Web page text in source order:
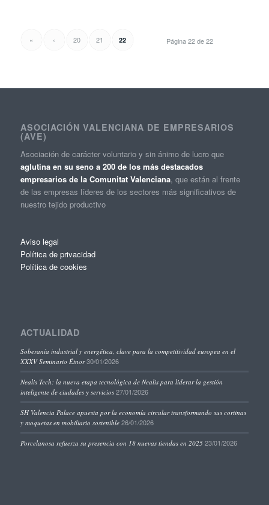
Página 22 de 22
« ‹ 20 21 22
ASOCIACIÓN VALENCIANA DE EMPRESARIOS
(AVE)
Asociación de carácter voluntario y sin ánimo de lucro que
aglutina en su seno a 200 de los más destacados
empresarios de la Comunitat Valenciana, que están al frente
de las empresas líderes de los sectores más significativos de
nuestro tejido productivo
Aviso legal
Política de privacidad
Política de cookies
ACTUALIDAD
Soberanía industrial y energética, clave para la competitividad europea en el
XXXV Seminario Étnor 30/01/2026
Nealis Tech: la nueva etapa tecnológica de Nealis para liderar la gestión
inteligente de ciudades y servicios 27/01/2026
SH Valencia Palace apuesta por la economía circular transformando sus cortinas
y moquetas en mobiliario sostenible 26/01/2026
Porcelanosa refuerza su presencia con 18 nuevas tiendas en 2025 23/01/2026